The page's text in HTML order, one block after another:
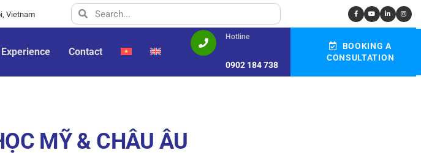
Vietnam
Experience Contact
Hotline
0902 184 738
BOOKING A
CONSULTATION
MỸ & CHÂU ÂU